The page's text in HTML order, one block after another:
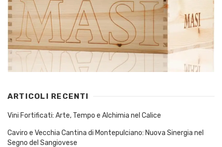
ARTICOLI RECENTI
Vini Fortificati: Arte, Tempo e Alchimia nel Calice
Caviro e Vecchia Cantina di Montepulciano: Nuova Sinergia nel
Segno del Sangiovese